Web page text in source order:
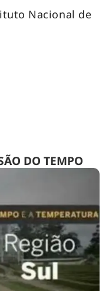
DO TEMPO
Nacional de